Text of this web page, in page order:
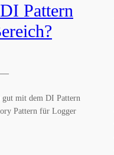
Pattern
gut mit dem DI Pattern
Pattern für Logger